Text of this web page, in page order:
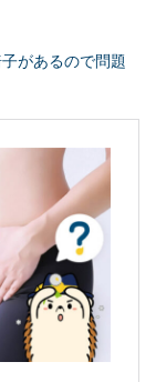
があるので問題